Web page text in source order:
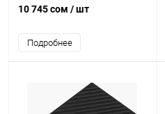
External Hard Disk Drive-Gray [DHI-
10 745 сом / шт
Подробнее